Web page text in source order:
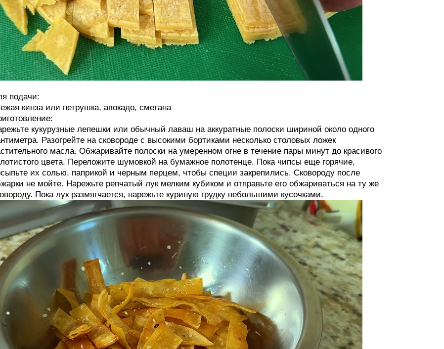
подачи:
кинза или петрушка, авокадо, сметана
кукурузные лепешки или обычный лаваш на аккуратные полоски шириной около одного
Разогрейте на сковороде с высокими бортиками несколько столовых ложек
масла. Обжаривайте полоски на умеренном огне в течение пары минут до красивого
цвета. Переложите шумовкой на бумажное полотенце. Пока чипсы еще горячие,
их солью, паприкой и черным перцем, чтобы специи закрепились. Сковороду после
не мойте. Нарежьте репчатый лук мелким кубиком и отправьте его обжариваться на ту же
Пока лук размягчается, нарежьте куриную грудку небольшими кусочками.